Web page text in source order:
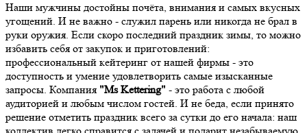
Наши мужчины достойны почёта, внимания и самых вкусных
угощений. И не важно - служил парень или никогда не брал в
руки оружия. Если скоро последний праздник зимы, то можно
избавить себя от закупок и приготовлений:
профессиональный кейтеринг от нашей фирмы - это
доступность и умение удовлетворить самые изысканные
запросы. Компания "Ms Kettering" - это работа с любой
аудиторией и любым числом гостей. И не беда, если принято
решение отметить праздник всего за сутки до его начала: наш